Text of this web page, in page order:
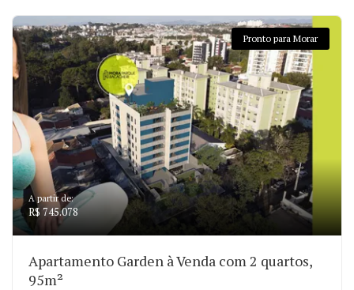
Pronto para Morar
A partir de:
R$ 745.078
Apartamento Garden à Venda com 2 quartos,
95m²